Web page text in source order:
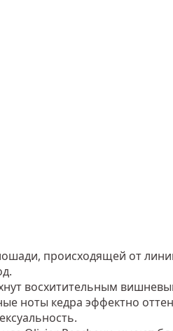
происходящей от
восхитительным
ноты кедра эффектно